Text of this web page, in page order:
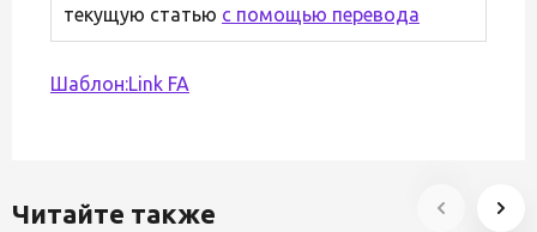
текущую статью с помощью перевода
Шаблон:Link FA
Читайте также